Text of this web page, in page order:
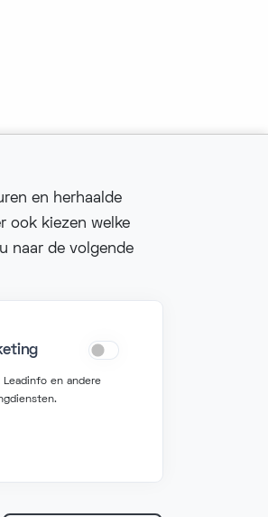
en herhaalde
ook kiezen welke
naar de volgende
Leadinfo en andere
bv
10, 2550
815 078